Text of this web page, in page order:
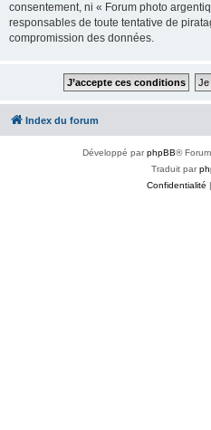
consentement, ni « Forum photo
responsables de toute tentative de
compromission des données.
Index du forum
Développé parphpBB®
Traduit par
Confidentialité |